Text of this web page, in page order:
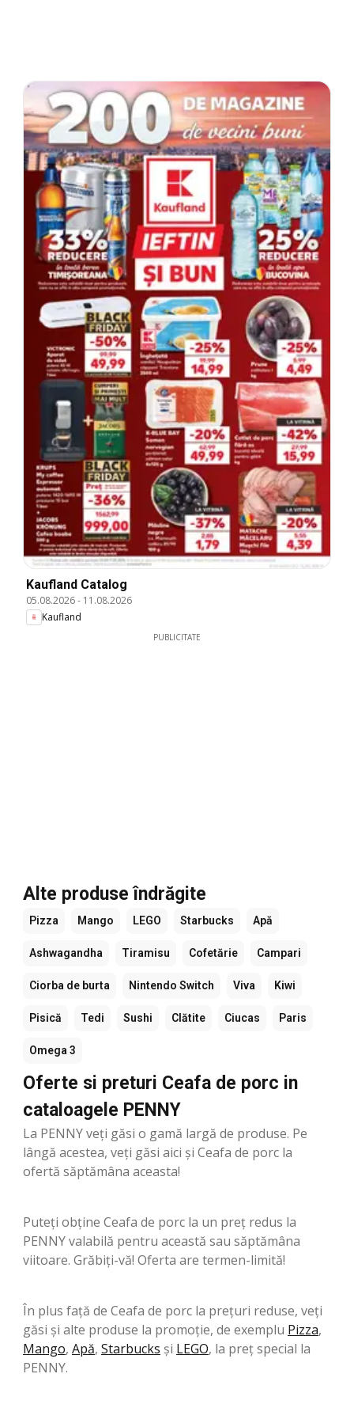
Kaufland Catalog
05.08.2026- 11.08.2026
Kaufland
PUBLICITATE
Alte produse îndrăgite
Pizza Mango LEGO Starbucks Apă
Ashwagandha Tiramisu Cofetărie Campari
Ciorba de burta Nintendo Switch Viva Kiwi
Pisică Tedi Sushi Clătite Ciucas Paris
Omega 3
Oferte si preturi Ceafa de porc in
cataloagele PENNY
La PENNY veți găsi o gamă largă de produse. Pe
lângă acestea, veți găsi aici și Ceafa de porc la
ofertă săptămâna aceasta!
Puteți obține Ceafa de porc la un preț redus la
PENNY valabilă pentru această sau săptămâna
viitoare. Grăbiți-vă! Oferta are termen-limită!
În plus față de Ceafa de porc la prețuri reduse, veți
găsi și alte produse la promoție, de exemplu Pizza,
Mango, Apă, Starbucks şi LEGO, la preț special la
PENNY.